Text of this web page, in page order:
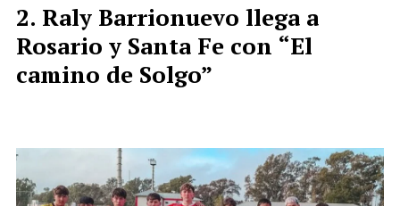
Raly Barrionuevo llega a
Rosario y Santa Fe con “El
camino de Solgo”